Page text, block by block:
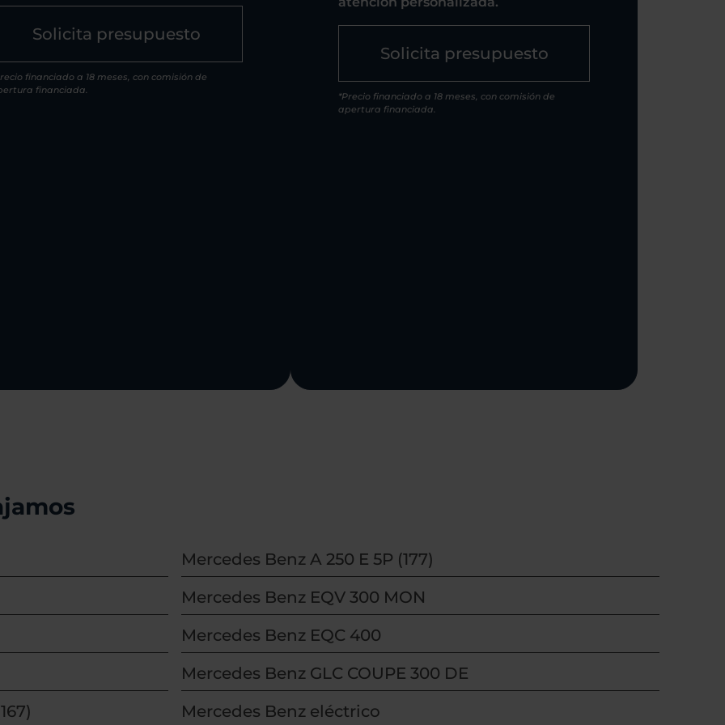
Solicita presupuesto
financiado a 18 meses, con comisión de
financiada.
Solicita presupuesto
*Precio financiado a 18 meses, con comisión de
apertura financiada.
Mercedes Benz A 250 E 5P (177)
Mercedes Benz EQV 300 MON
Mercedes Benz EQC 400
Mercedes Benz GLC COUPE 300 DE
Mercedes Benz eléctrico